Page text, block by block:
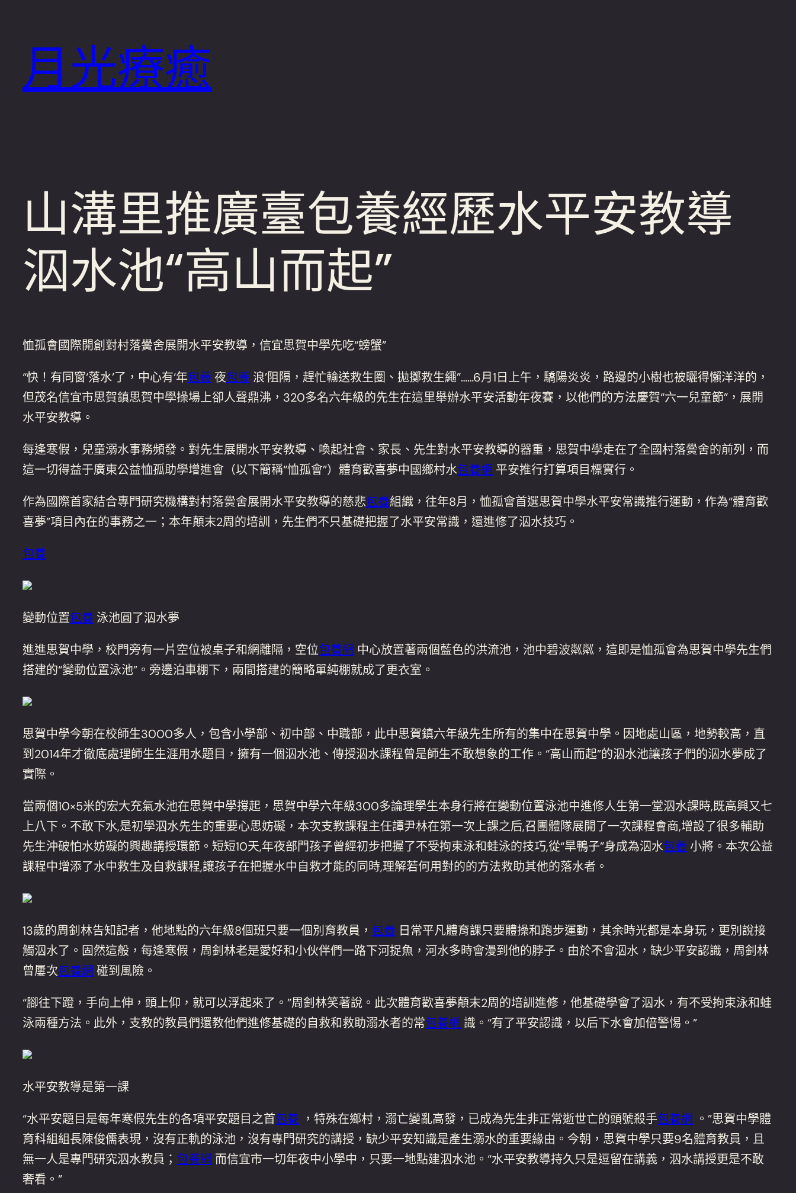
月光療癒
山溝里推廣臺包養經歷水平安教導
泅水池“高山而起”
恤孤會國際開創對村落黌舍展開水平安教導，信宜思賀中學先吃“螃蟹”
“快！有同窗‘落水’了，中心有‘年包養 夜包養 浪’阻隔，趕忙輸送救生圈、拋擲救生繩”……6月1日上午，驕陽炎炎，路邊的小樹也被曬得懶洋洋的，
但茂名信宜市思賀鎮思賀中學操場上卻人聲鼎沸，320多名六年級的先生在這里舉辦水平安活動年夜賽，以他們的方法慶賀“六一兒童節”，展開
水平安教導。
每逢寒假，兒童溺水事務頻發。對先生展開水平安教導、喚起社會、家長、先生對水平安教導的器重，思賀中學走在了全國村落黌舍的前列，而
這一切得益于廣東公益恤孤助學增進會（以下簡稱“恤孤會”）體育歡喜夢中國鄉村水包養網 平安推行打算項目標實行。
作為國際首家結合專門研究機構對村落黌舍展開水平安教導的慈悲包養組織，往年8月，恤孤會首選思賀中學水平安常識推行運動，作為“體育歡
喜夢”項目內在的事務之一；本年顛末2周的培訓，先生們不只基礎把握了水平安常識，還進修了泅水技巧。
包養
變動位置包養 泳池圓了泅水夢
進進思賀中學，校門旁有一片空位被桌子和網離隔，空位包養網 中心放置著兩個藍色的洪流池，池中碧波粼粼，這即是恤孤會為思賀中學先生們
搭建的“變動位置泳池”。旁邊泊車棚下，兩間搭建的簡略單純棚就成了更衣室。
思賀中學今朝在校師生3000多人，包含小學部、初中部、中職部，此中思賀鎮六年級先生所有的集中在思賀中學。因地處山區，地勢較高，直
到2014年才徹底處理師生生涯用水題目，擁有一個泅水池、傳授泅水課程曾是師生不敢想象的工作。“高山而起”的泅水池讓孩子們的泅水夢成了
實際。
當兩個10×5米的宏大充氣水池在思賀中學撐起，思賀中學六年級300多論理學生本身行將在變動位置泳池中進修人生第一堂泅水課時,既高興又七
上八下。不敢下水,是初學泅水先生的重要心思妨礙，本次支教課程主任譚尹林在第一次上課之后,召團體隊展開了一次課程會商,增設了很多輔助
先生沖破怕水妨礙的興趣講授環節。短短10天,年夜部門孩子曾經初步把握了不受拘束泳和蛙泳的技巧,從“旱鴨子”身成為泅水包養 小將。本次公益
課程中增添了水中救生及自救課程,讓孩子在把握水中自救才能的同時,理解若何用對的的方法救助其他的落水者。
13歲的周釗林告知記者，他地點的六年級8個班只要一個別育教員， 包養 日常平凡體育課只要體操和跑步運動，其余時光都是本身玩，更別說接
觸泅水了。固然這般，每逢寒假，周釗林老是愛好和小伙伴們一路下河捉魚，河水多時會漫到他的脖子。由於不會泅水，缺少平安認識，周釗林
曾屢次包養網 碰到風險。
“腳往下蹬，手向上伸，頭上仰，就可以浮起來了。”周釗林笑著說。此次體育歡喜夢顛末2周的培訓進修，他基礎學會了泅水，有不受拘束泳和蛙
泳兩種方法。此外，支教的教員們還教他們進修基礎的自救和救助溺水者的常包養網 識。“有了平安認識，以后下水會加倍警惕。”
水平安教導是第一課
“水平安題目是每年寒假先生的各項平安題目之首包養 ，特殊在鄉村，溺亡變亂高發，已成為先生非正常逝世亡的頭號殺手包養網 。”思賀中學體
育科組組長陳俊儒表現，沒有正軌的泳池，沒有專門研究的講授，缺少平安知識是產生溺水的重要緣由。今朝，思賀中學只要9名體育教員，且
無一人是專門研究泅水教員； 包養網 而信宜市一切年夜中小學中，只要一地點建泅水池。“水平安教導持久只是逗留在講義，泅水講授更是不敢
奢看。”